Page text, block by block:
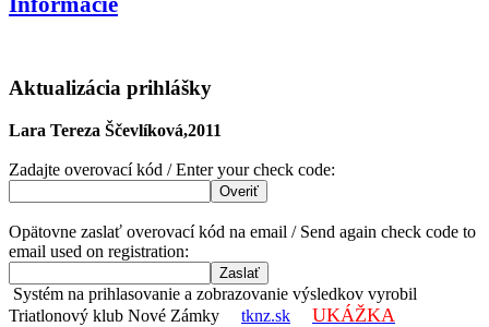
Aktualizácia prihlášky
Lara Tereza Ščevlíková,2011
Zadajte overovací kód / Enter your check code:
Opätovne zaslať overovací kód na email / Send again check code to
email used on registration:
Systém na prihlasovanie a zobrazovanie výsledkov vyrobil
Triatlonový klub Nové Zámky tknz.sk UKÁŽKA